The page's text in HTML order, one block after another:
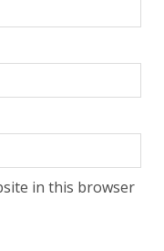
in this browser